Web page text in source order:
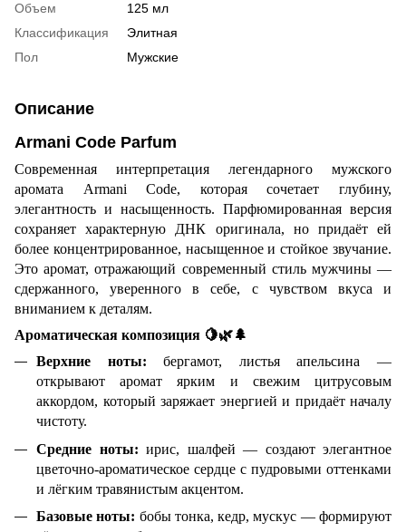
Объем
125 мл
Классификация
Элитная
Пол
Мужские
Описание
Armani Code Parfum
Современная интерпретация легендарного мужского
аромата Armani Code, которая сочетает глубину,
элегантность и насыщенность. Парфюмированная версия
сохраняет характерную ДНК оригинала, но придаёт ей
более концентрированное, насыщенное и стойкое звучание.
Это аромат, отражающий современный стиль мужчины —
сдержанного, уверенного в себе, с чувством вкуса и
вниманием к деталям.
Ароматическая композиция 🍋🌿🌲
Верхние ноты: бергамот, листья апельсина —
открывают аромат ярким и свежим цитрусовым
аккордом, который заряжает энергией и придаёт началу
чистоту.
Средние ноты: ирис, шалфей — создают элегантное
цветочно-ароматическое сердце с пудровыми оттенками
и лёгким травянистым акцентом.
Базовые ноты: бобы тонка, кедр, мускус — формируют